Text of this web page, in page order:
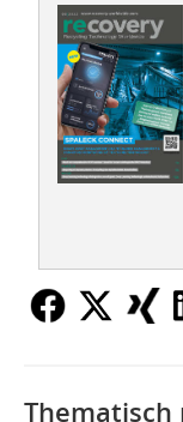
Thematisch